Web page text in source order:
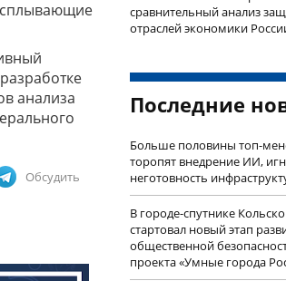
анализа
Обсудить
сравнительный анализ
отраслей экономики
Последние
Больше половины топ-
торопят внедрение ИИ,
неготовность
В городе-спутнике
стартовал новый этап
общественной
проекта «Умные города